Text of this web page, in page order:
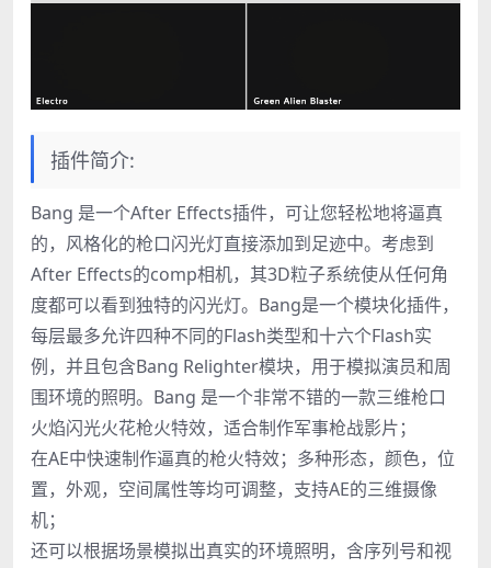
插件简介:
Bang 是一个After Effects插件，可让您轻松地将逼真
的，风格化的枪口闪光灯直接添加到足迹中。考虑到
After Effects的comp相机，其3D粒子系统使从任何角
度都可以看到独特的闪光灯。Bang是一个模块化插件，
每层最多允许四种不同的Flash类型和十六个Flash实
例，并且包含Bang Relighter模块，用于模拟演员和周
围环境的照明。Bang 是一个非常不错的一款三维枪口
火焰闪光火花枪火特效，适合制作军事枪战影片；
在AE中快速制作逼真的枪火特效；多种形态，颜色，位
置，外观，空间属性等均可调整，支持AE的三维摄像
机；
还可以根据场景模拟出真实的环境照明，含序列号和视